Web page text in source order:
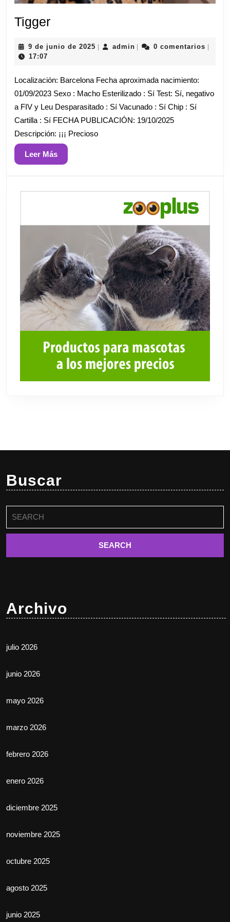
TiggerTigger
9 de junio de 2025 9
2025
| adminadmin
| 0 comentarios |
17:07
Localización: Barcelona Fecha aproximada nacimiento:
01/09/2023 Sexo : Macho Esterilizado : Sí Test: Sí, negativo
a FIV y Leu Desparasitado : Sí Vacunado : Sí Chip : Sí
Cartilla : Sí FECHA PUBLICACIÓN: 19/10/2025
Descripción: ¡¡¡ Precioso
Leer MásLeer
Más
Buscar
Archivo
julio 2026
junio 2026
mayo 2026
marzo 2026
febrero 2026
enero 2026
diciembre 2025
noviembre 2025
octubre 2025
agosto 2025
junio 2025